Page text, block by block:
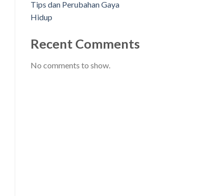
Tips dan Perubahan Gaya
Hidup
Recent Comments
No comments to show.